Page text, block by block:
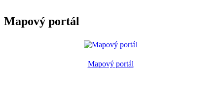
Mapový portál
Mapový portál